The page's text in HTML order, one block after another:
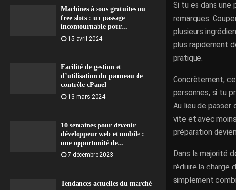
Machines à sous gratuites ou
free slots : un passage
incontournable pour...
15 avril 2024
Facilité de gestion et
d’utilisation du panneau de
contrôle cPanel
13 mars 2024
10 semaines pour devenir
développeur web et mobile :
une opportunité de...
7 décembre 2023
Tendances actuelles du marché
Si tu es dans une
remarques.
plusieurs
plus rapidement
pratique.
Concrètement,
personnes, si tu
Au lieu de passer
vite et avec
préparation
Dans la majorité
réduire la charge
simplement